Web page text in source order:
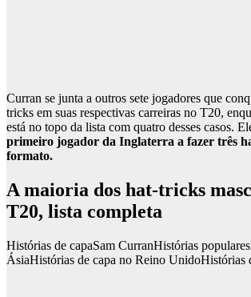
Curran se junta a outros sete jogadores que
tricks em suas respectivas carreiras no T20,
está no topo da lista com quatro desses casos.
primeiro jogador da Inglaterra a fazer três
formato.
A maioria dos hat-tricks
T20, lista completa
Histórias de capaSam CurranHistórias populares
ÁsiaHistórias de capa no Reino UnidoHistórias